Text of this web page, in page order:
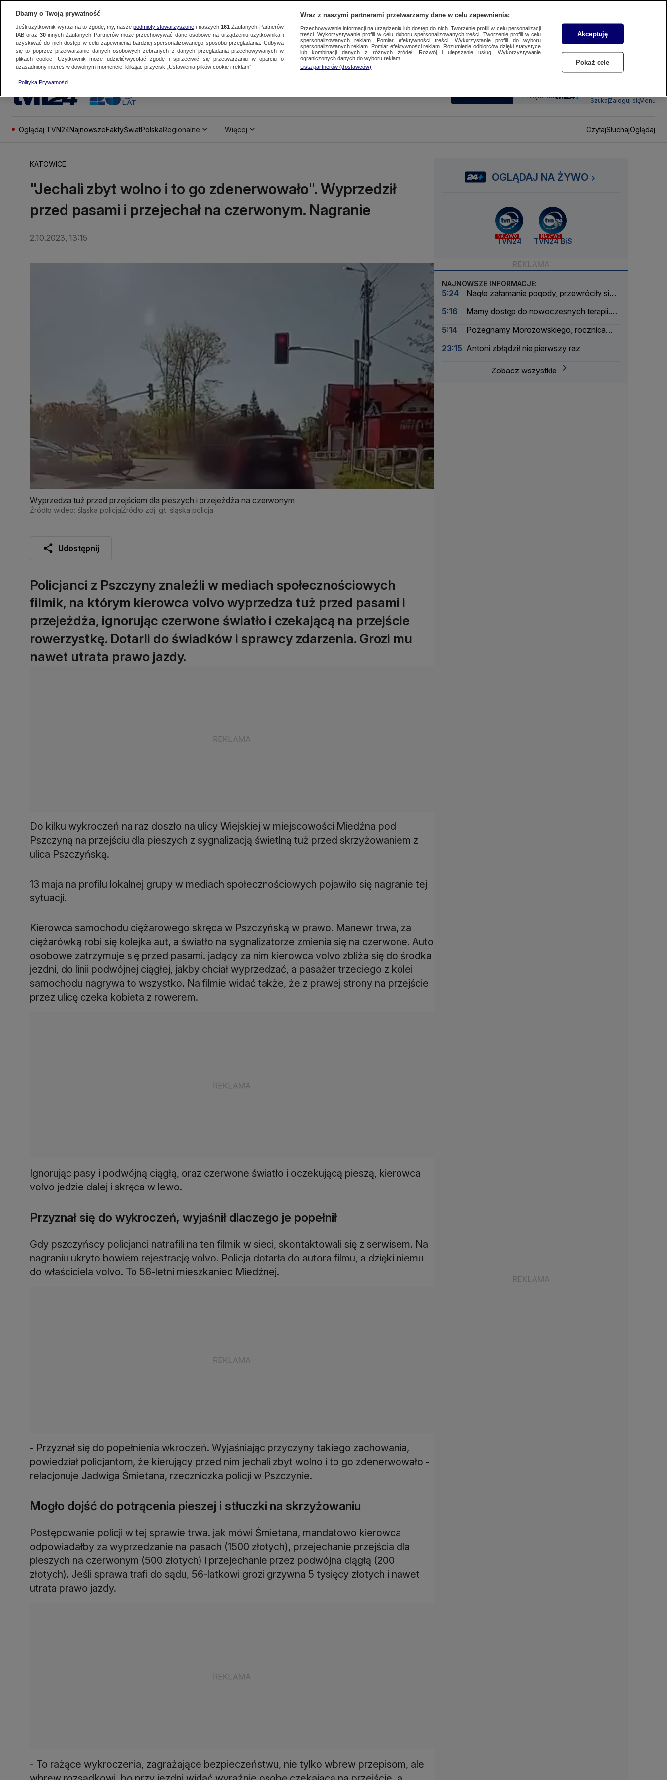
SUBSKRYBUJ Przejdź do
SzukajZaloguj sięMenu
Oglądaj TVN24NajnowszeFaktyŚwiatPolskaRegionalne Więcej CzytajSłuchajOglądaj
KATOWICE
"Jechali zbyt wolno i to go zdenerwowało". Wyprzedził
przed pasami i przejechał na czerwonym. Nagranie
2.10.2023, 13:15
Wyprzedza tuż przed przejściem dla pieszych i przejeżdża na czerwonym
Źródło wideo: śląska policjaŹródło zdj. gł.: śląska policja
Udostępnij
Policjanci z Pszczyny znaleźli w mediach społecznościowych
filmik, na którym kierowca volvo wyprzedza tuż przed pasami i
przejeżdża, ignorując czerwone światło i czekającą na przejście
rowerzystkę. Dotarli do świadków i sprawcy zdarzenia. Grozi mu
nawet utrata prawo jazdy.
Do kilku wykroczeń na raz doszło na ulicy Wiejskiej w miejscowości Miedźna pod
Pszczyną na przejściu dla pieszych z sygnalizacją świetlną tuż przed skrzyżowaniem z
ulica Pszczyńską.
13 maja na profilu lokalnej grupy w mediach społecznościowych pojawiło się nagranie tej
sytuacji.
Kierowca samochodu ciężarowego skręca w Pszczyńską w prawo. Manewr trwa, za
ciężarówką robi się kolejka aut, a światło na sygnalizatorze zmienia się na czerwone. Auto
osobowe zatrzymuje się przed pasami. jadący za nim kierowca volvo zbliża się do środka
jezdni, do linii podwójnej ciągłej, jakby chciał wyprzedzać, a pasażer trzeciego z kolei
samochodu nagrywa to wszystko. Na filmie widać także, że z prawej strony na przejście
przez ulicę czeka kobieta z rowerem.
Ignorując pasy i podwójną ciągłą, oraz czerwone światło i oczekującą pieszą, kierowca
volvo jedzie dalej i skręca w lewo.
Przyznał się do wykroczeń, wyjaśnił dlaczego je popełnił
Gdy pszczyńscy policjanci natrafili na ten filmik w sieci, skontaktowali się z serwisem. Na
nagraniu ukryto bowiem rejestrację volvo. Policja dotarła do autora filmu, a dzięki niemu
do właściciela volvo. To 56-letni mieszkaniec Miedźnej.
- Przyznał się do popełnienia wkroczeń. Wyjaśniając przyczyny takiego zachowania,
powiedział policjantom, że kierujący przed nim jechali zbyt wolno i to go zdenerwowało -
relacjonuje Jadwiga Śmietana, rzeczniczka policji w Pszczynie.
Mogło dojść do potrącenia pieszej i stłuczki na skrzyżowaniu
Postępowanie policji w tej sprawie trwa. jak mówi Śmietana, mandatowo kierowca
odpowiadałby za wyprzedzanie na pasach (1500 złotych), przejechanie przejścia dla
pieszych na czerwonym (500 złotych) i przejechanie przez podwójna ciągłą (200
złotych). Jeśli sprawa trafi do sądu, 56-latkowi grozi grzywna 5 tysięcy złotych i nawet
utrata prawo jazdy.
- To rażące wykroczenia, zagrażające bezpieczeństwu, nie tylko wbrew przepisom, ale
OGLĄDAJ NA ŻYWO
NA ŻYWO
TVN24
NA ŻYWO
TVN24 BiS
NAJNOWSZE INFORMACJE:
5:24
Nagłe załamanie pogody, przewróciły się
5:16
Mamy dostęp do nowoczesnych terapii.
5:14
Pożegnamy Morozowskiego, rocznica
23:15 Antoni zbłądził nie pierwszy raz
Zobacz wszystkie
Dbamy o Twoją prywatność
Jeśli użytkownik wyrazi na to zgodę, my, nasze podmioty stowarzyszonei naszych 161 Zaufanych Partnerów
IAB oraz 30innych Zaufanych Partnerów może przechowywać dane osobowe na urządzeniu użytkownika i
uzyskiwać do nich dostęp w celu zapewnienia bardziej spersonalizowanego sposobu przeglądania. Odbywa
się to poprzez przetwarzanie danych osobowych zebranych z danych przeglądania przechowywanych w
plikach cookie. Użytkownik może udzielić/wycofać zgodę i sprzeciwić się przetwarzaniu w oparciu o
uzasadniony interes w dowolnym momencie, klikając przycisk „Ustawienia plików cookie i reklam”.
Polityka Prywatności
Wraz z naszymi partnerami przetwarzamy dane w celu zapewnienia:
Przechowywanie informacji na urządzeniu lub dostęp do nich. Tworzenie profili w celu personalizacji
treści. Wykorzystywanie profili w celu doboru spersonalizowanych treści. Tworzenie profili w celu
spersonalizowanych reklam. Pomiar efektywności treści. Wykorzystanie profili do wyboru
spersonalizowanych reklam. Pomiar efektywności reklam. Rozumienie odbiorców dzięki statystyce
lub kombinacji danych z różnych źródeł. Rozwój i ulepszanie usług. Wykorzystywanie
ograniczonych danych do wyboru reklam.
Lista partnerów (dostawców)
Akceptuję
Pokaż cele